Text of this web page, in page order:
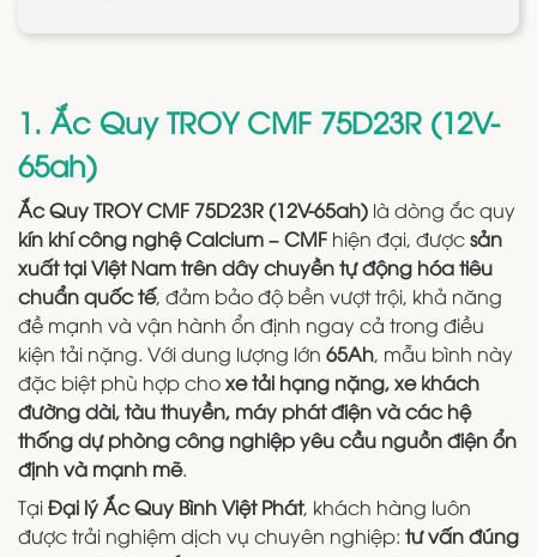
1. Ắc Quy TROY CMF 75D23R (12V-
65ah)
Ắc Quy TROY CMF 75D23R (12V-65ah) là dòng ắc quy
kín khí công nghệ Calcium – CMF hiện đại, đượcsản
xuất tại Việt Nam trên dây chuyền tự động hóa tiêu
chuẩn quốc tế, đảm bảo độ bền vượt trội, khả năng
đề mạnh và vận hành ổn định ngay cả trong điều
kiện tải nặng. Với dung lượng lớn 65Ah, mẫu bình này
đặc biệt phù hợp choxe tải hạng nặng, xe khách
đường dài, tàu thuyền, máy phát điện và các hệ
thống dự phòng công nghiệp yêu cầu nguồn điện ổn
định và mạnh mẽ.
TạiĐại lý Ắc Quy Bình Việt Phát, khách hàng luôn
được trải nghiệm dịch vụ chuyên nghiệp: tư vấn đúng